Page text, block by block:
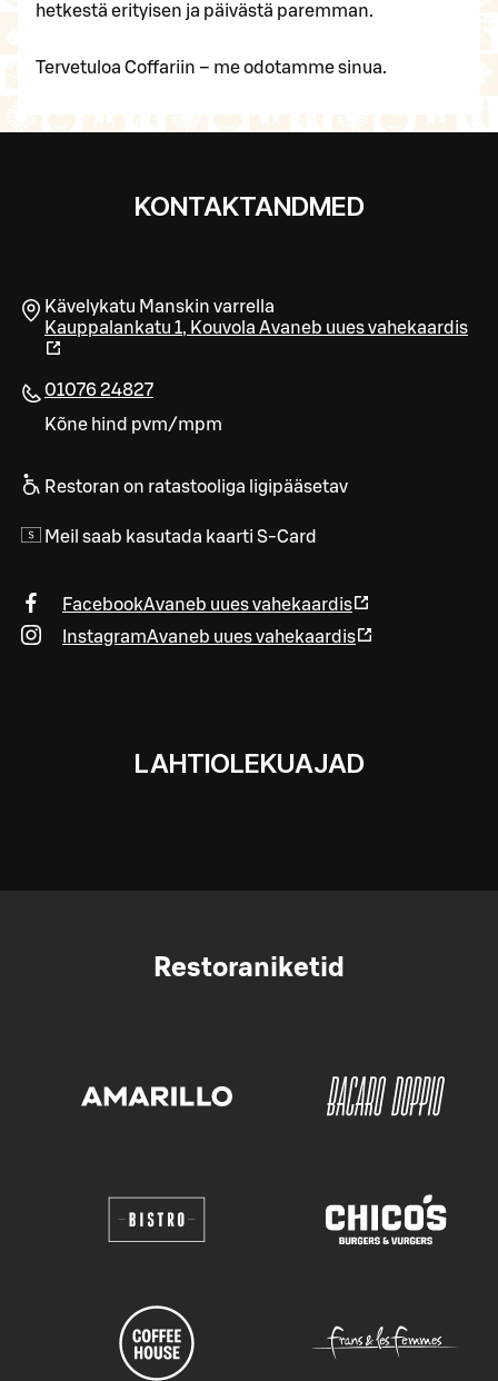
hetkestä erityisen ja päivästä paremman.
Tervetuloa Coffariin – me odotamme sinua.
KONTAKTANDMED
Kävelykatu Manskin varrella
Kauppalankatu 1, Kouvola Avaneb uues vahekaardis
01076 24827
Kõne hind pvm/mpm
Restoran on ratastooliga ligipääsetav
Meil saab kasutada kaarti S-Card
FacebookAvaneb uues vahekaardis
InstagramAvaneb uues vahekaardis
LAHTIOLEKUAJAD
Restoraniketid